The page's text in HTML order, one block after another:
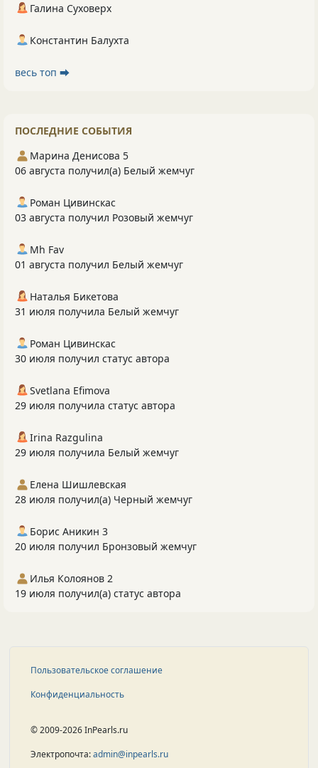
Галина Суховерх
Константин Балухта
весь топ ⮕
ПОСЛЕДНИЕ СОБЫТИЯ
Марина Денисова 5
06 августа получил(а) Белый жемчуг
Роман Цивинскас
03 августа получил Розовый жемчуг
Mh Fav
01 августа получил Белый жемчуг
Наталья Бикетова
31 июля получила Белый жемчуг
Роман Цивинскас
30 июля получил статус автора
Svetlana Efimova
29 июля получила статус автора
Irina Razgulina
29 июля получила Белый жемчуг
Елена Шишлевская
28 июля получил(а) Черный жемчуг
Борис Аникин 3
20 июля получил Бронзовый жемчуг
Илья Колоянов 2
19 июля получил(а) статус автора
Пользовательское соглашение
Конфиденциальность
© 2009-2026 InPearls.ru
Электропочта:admin@inpearls.ru